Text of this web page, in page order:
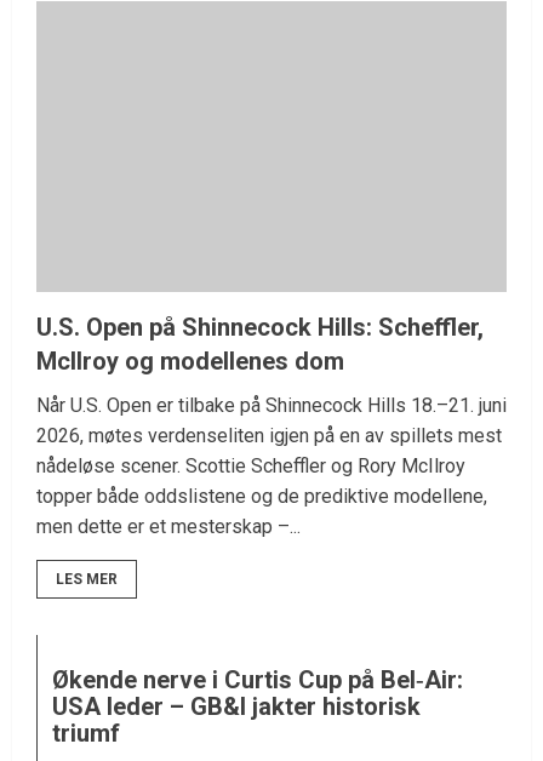
U.S. Open på Shinnecock Hills: Scheffler,
McIlroy og modellenes dom
Når U.S. Open er tilbake på Shinnecock Hills 18.–21. juni
2026, møtes verdenseliten igjen på en av spillets mest
nådeløse scener. Scottie Scheffler og Rory McIlroy
topper både oddslistene og de prediktive modellene,
men dette er et mesterskap –...
LES MER
Økende nerve i Curtis Cup på Bel‑Air:
USA leder – GB&I jakter historisk
triumf